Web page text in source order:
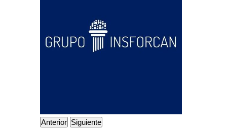
Anterior Siguiente